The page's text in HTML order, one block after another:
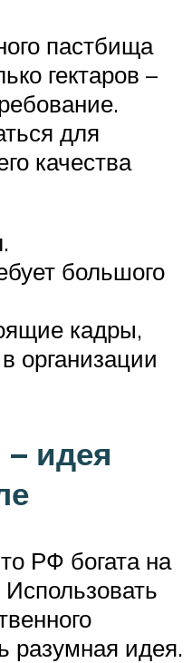
пастбища
гектаров –
для
качества
большого
кадры,
организации
идея
РФ богата на
разумная идея.